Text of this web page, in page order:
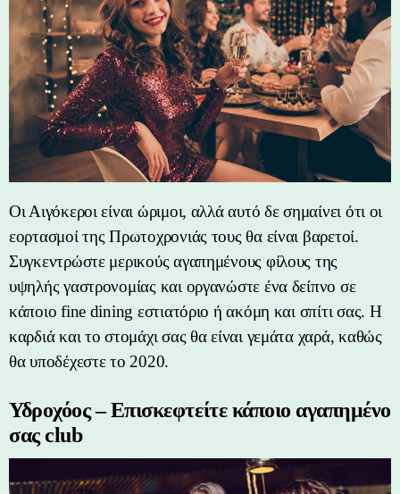
Οι Αιγόκεροι είναι ώριμοι, αλλά αυτό δε σημαίνει ότι οι
εορτασμοί της Πρωτοχρονιάς τους θα είναι βαρετοί.
Συγκεντρώστε μερικούς αγαπημένους φίλους της
υψηλής γαστρονομίας και οργανώστε ένα δείπνο σε
κάποιο fine dining εστιατόριο ή ακόμη και σπίτι σας. Η
καρδιά και το στομάχι σας θα είναι γεμάτα χαρά, καθώς
θα υποδέχεστε το 2020.
Υδροχόος – Επισκεφτείτε κάποιο αγαπημένο
σας club